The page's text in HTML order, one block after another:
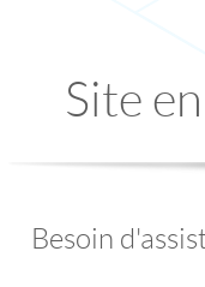
Site
Besoin